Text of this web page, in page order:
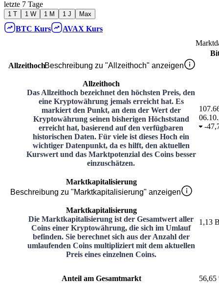
letzte 7 Tage
1 T 1 W 1 M 1 J Max
BTC Kurs AVAX Kurs
AllzeithochBeschreibung zu "Allzeithoch" anzeigen
Allzeithoch
Das Allzeithoch bezeichnet den höchsten Preis, den
eine Kryptowährung jemals erreicht hat. Es
markiert den Punkt, an dem der Wert der
Kryptowährung seinen bisherigen Höchststand
erreicht hat, basierend auf den verfügbaren
historischen Daten. Für viele ist dieses Hoch ein
wichtiger Datenpunkt, da es hilft, den aktuellen
Kurswert und das Marktpotenzial des Coins besser
einzuschätzen.
-
Marktkapitalisierung
Beschreibung zu "Marktkapitalisierung" anzeigen
Marktkapitalisierung
Die Marktkapitalisierung ist der Gesamtwert aller
Coins einer Kryptowährung, die sich im Umlauf
befinden. Sie berechnet sich aus der Anzahl der
umlaufenden Coins multipliziert mit dem aktuellen
Preis eines einzelnen Coins.
1,13
Anteil am Gesamtmarkt
56,65